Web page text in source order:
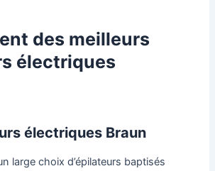
des meilleurs
électriques
électriques Braun
large choix d’épilateurs baptisés